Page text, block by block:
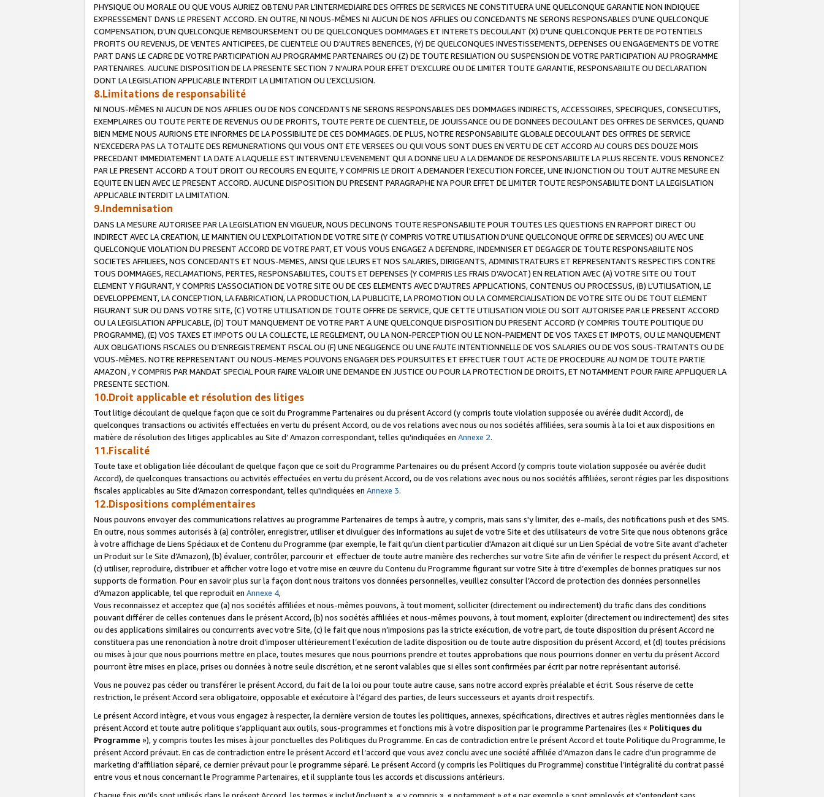
PHYSIQUE OU MORALE OU QUE VOUS AURIEZ OBTENU PAR L’INTERMEDIAIRE DES OFFRES DE SERVICES NE CONSTITUERA UNE QUELCONQUE GARANTIE NON INDIQUEE
EXPRESSEMENT DANS LE PRESENT ACCORD. EN OUTRE, NI NOUS-MÊMES NI AUCUN DE NOS AFFILIES OU CONCEDANTS NE SERONS RESPONSABLES D’UNE QUELCONQUE
COMPENSATION, D’UN QUELCONQUE REMBOURSEMENT OU DE QUELCONQUES DOMMAGES ET INTERETS DECOULANT (X) D'UNE QUELCONQUE PERTE DE POTENTIELS
PROFITS OU REVENUS, DE VENTES ANTICIPEES, DE CLIENTELE OU D'AUTRES BENEFICES, (Y) DE QUELCONQUES INVESTISSEMENTS, DEPENSES OU ENGAGEMENTS DE VOTRE
PART DANS LE CADRE DE VOTRE PARTICIPATION AU PROGRAMME PARTENAIRES OU (Z) DE TOUTE RESILIATION OU SUSPENSION DE VOTRE PARTICIPATION AU PROGRAMME
PARTENAIRES. AUCUNE DISPOSITION DE LA PRESENTE SECTION 7 N'AURA POUR EFFET D'EXCLURE OU DE LIMITER TOUTE GARANTIE, RESPONSABILITE OU DECLARATION
DONT LA LEGISLATION APPLICABLE INTERDIT LA LIMITATION OU L’EXCLUSION.
8.Limitations de responsabilité
NI NOUS-MÊMES NI AUCUN DE NOS AFFILIES OU DE NOS CONCEDANTS NE SERONS RESPONSABLES DES DOMMAGES INDIRECTS, ACCESSOIRES, SPECIFIQUES, CONSECUTIFS,
EXEMPLAIRES OU TOUTE PERTE DE REVENUS OU DE PROFITS, TOUTE PERTE DE CLIENTELE, DE JOUISSANCE OU DE DONNEES DECOULANT DES OFFRES DE SERVICES, QUAND
BIEN MEME NOUS AURIONS ETE INFORMES DE LA POSSIBILITE DE CES DOMMAGES. DE PLUS, NOTRE RESPONSABILITE GLOBALE DECOULANT DES OFFRES DE SERVICE
N’EXCEDERA PAS LA TOTALITE DES REMUNERATIONS QUI VOUS ONT ETE VERSEES OU QUI VOUS SONT DUES EN VERTU DE CET ACCORD AU COURS DES DOUZE MOIS
PRECEDANT IMMEDIATEMENT LA DATE A LAQUELLE EST INTERVENU L’EVENEMENT QUI A DONNE LIEU A LA DEMANDE DE RESPONSABILITE LA PLUS RECENTE. VOUS RENONCEZ
PAR LE PRESENT ACCORD A TOUT DROIT OU RECOURS EN EQUITE, Y COMPRIS LE DROIT A DEMANDER l'EXECUTION FORCEE, UNE INJONCTION OU TOUT AUTRE MESURE EN
EQUITE EN LIEN AVEC LE PRESENT ACCORD. AUCUNE DISPOSITION DU PRESENT PARAGRAPHE N'A POUR EFFET DE LIMITER TOUTE RESPONSABILITE DONT LA LEGISLATION
APPLICABLE INTERDIT LA LIMITATION.
9.Indemnisation
DANS LA MESURE AUTORISEE PAR LA LEGISLATION EN VIGUEUR, NOUS DECLINONS TOUTE RESPONSABILITE POUR TOUTES LES QUESTIONS EN RAPPORT DIRECT OU
INDIRECT AVEC LA CREATION, LE MAINTIEN OU L’EXPLOITATION DE VOTRE SITE (Y COMPRIS VOTRE UTILISATION D'UNE QUELCONQUE OFFRE DE SERVICES) OU AVEC UNE
QUELCONQUE VIOLATION DU PRESENT ACCORD DE VOTRE PART, ET VOUS VOUS ENGAGEZ A DEFENDRE, INDEMNISER ET DEGAGER DE TOUTE RESPONSABILITE NOS
SOCIETES AFFILIEES, NOS CONCEDANTS ET NOUS-MEMES, AINSI QUE LEURS ET NOS SALARIES, DIRIGEANTS, ADMINISTRATEURS ET REPRESENTANTS RESPECTIFS CONTRE
TOUS DOMMAGES, RECLAMATIONS, PERTES, RESPONSABILITES, COUTS ET DEPENSES (Y COMPRIS LES FRAIS D’AVOCAT) EN RELATION AVEC (A) VOTRE SITE OU TOUT
ELEMENT Y FIGURANT, Y COMPRIS L’ASSOCIATION DE VOTRE SITE OU DE CES ELEMENTS AVEC D’AUTRES APPLICATIONS, CONTENUS OU PROCESSUS, (B) L’UTILISATION, LE
DEVELOPPEMENT, LA CONCEPTION, LA FABRICATION, LA PRODUCTION, LA PUBLICITE, LA PROMOTION OU LA COMMERCIALISATION DE VOTRE SITE OU DE TOUT ELEMENT
FIGURANT SUR OU DANS VOTRE SITE, (C) VOTRE UTILISATION DE TOUTE OFFRE DE SERVICE, QUE CETTE UTILISATION VIOLE OU SOIT AUTORISEE PAR LE PRESENT ACCORD
OU LA LEGISLATION APPLICABLE, (D) TOUT MANQUEMENT DE VOTRE PART A UNE QUELCONQUE DISPOSITION DU PRESENT ACCORD (Y COMPRIS TOUTE POLITIQUE DU
PROGRAMME), (E) VOS TAXES ET IMPOTS OU LA COLLECTE, LE REGLEMENT, OU LA NON-PERCEPTION OU LE NON-PAIEMENT DE VOS TAXES ET IMPOTS, OU LE MANQUEMENT
AUX OBLIGATIONS FISCALES OU D’ENREGISTREMENT FISCAL OU (F) UNE NEGLIGENCE OU UNE FAUTE INTENTIONNELLE DE VOS SALARIES OU DE VOS SOUS-TRAITANTS OU DE
VOUS-MÊMES. NOTRE REPRESENTANT OU NOUS-MEMES POUVONS ENGAGER DES POURSUITES ET EFFECTUER TOUT ACTE DE PROCEDURE AU NOM DE TOUTE PARTIE
AMAZON , Y COMPRIS PAR MANDAT SPECIAL POUR FAIRE VALOIR UNE DEMANDE EN JUSTICE OU POUR LA PROTECTION DE DROITS, ET NOTAMMENT POUR FAIRE APPLIQUER LA
PRESENTE SECTION.
10.Droit applicable et résolution des litiges
Tout litige découlant de quelque façon que ce soit du Programme Partenaires ou du présent Accord (y compris toute violation supposée ou avérée dudit Accord), de
quelconques transactions ou activités effectuées en vertu du présent Accord, ou de vos relations avec nous ou nos sociétés affiliées, sera soumis à la loi et aux dispositions en
matière de résolution des litiges applicables au Site d’ Amazon correspondant, telles qu'indiquées en Annexe 2.
11.Fiscalité
Toute taxe et obligation liée découlant de quelque façon que ce soit du Programme Partenaires ou du présent Accord (y compris toute violation supposée ou avérée dudit
Accord), de quelconques transactions ou activités effectuées en vertu du présent Accord, ou de vos relations avec nous ou nos sociétés affiliées, seront régies par les dispositions
fiscales applicables au Site d’Amazon correspondant, telles qu'indiquées en Annexe 3.
12.Dispositions complémentaires
Nous pouvons envoyer des communications relatives au programme Partenaires de temps à autre, y compris, mais sans s'y limiter, des e-mails, des notifications push et des SMS.
En outre, nous sommes autorisés à (a) contrôler, enregistrer, utiliser et divulguer des informations au sujet de votre Site et des utilisateurs de votre Site que nous obtenons grâce
à votre affichage de Liens Spéciaux et de Contenu du Programme (par exemple, le fait qu’un client particulier d'Amazon ait cliqué sur un Lien Spécial de votre Site avant d’acheter
un Produit sur le Site d’Amazon), (b) évaluer, contrôler, parcourir et effectuer de toute autre manière des recherches sur votre Site afin de vérifier le respect du présent Accord, et
(c) utiliser, reproduire, distribuer et afficher votre logo et votre mise en œuvre du Contenu du Programme figurant sur votre Site à titre d’exemples de bonnes pratiques sur nos
supports de formation. Pour en savoir plus sur la façon dont nous traitons vos données personnelles, veuillez consulter l’Accord de protection des données personnelles
d’Amazon applicable, tel que reproduit en Annexe 4,
Vous reconnaissez et acceptez que (a) nos sociétés affiliées et nous-mêmes pouvons, à tout moment, solliciter (directement ou indirectement) du trafic dans des conditions
pouvant différer de celles contenues dans le présent Accord, (b) nos sociétés affiliées et nous-mêmes pouvons, à tout moment, exploiter (directement ou indirectement) des sites
ou des applications similaires ou concurrents avec votre Site, (c) le fait que nous n’imposions pas la stricte exécution, de votre part, de toute disposition du présent Accord ne
constituera pas une renonciation à notre droit d’imposer ultérieurement l’exécution de ladite disposition ou de toute autre disposition du présent Accord, et (d) toutes précisions
ou mises à jour que nous pourrions mettre en place, toutes mesures que nous pourrions prendre et toutes approbations que nous pourrions donner en vertu du présent Accord
pourront être mises en place, prises ou données à notre seule discrétion, et ne seront valables que si elles sont confirmées par écrit par notre représentant autorisé.
Vous ne pouvez pas céder ou transférer le présent Accord, du fait de la loi ou pour toute autre cause, sans notre accord exprès préalable et écrit. Sous réserve de cette
restriction, le présent Accord sera obligatoire, opposable et exécutoire à l’égard des parties, de leurs successeurs et ayants droit respectifs.
Le présent Accord intègre, et vous vous engagez à respecter, la dernière version de toutes les politiques, annexes, spécifications, directives et autres règles mentionnées dans le
présent Accord et toute autre politique s’appliquant aux outils, sous-programmes et fonctions mis à votre disposition par le programme Partenaires (les « Politiques du
Programme »), y compris toutes les mises à jour ponctuelles des Politiques du Programme. En cas de contradiction entre le présent Accord et toute Politique du Programme, le
présent Accord prévaut. En cas de contradiction entre le présent Accord et l’accord que vous avez conclu avec une société affiliée d’Amazon dans le cadre d’un programme de
marketing d’affiliation séparé, ce dernier prévaut pour le programme séparé. Le présent Accord (y compris les Politiques du Programme) constitue l’intégralité du contrat passé
entre vous et nous concernant le Programme Partenaires, et il supplante tous les accords et discussions antérieurs.